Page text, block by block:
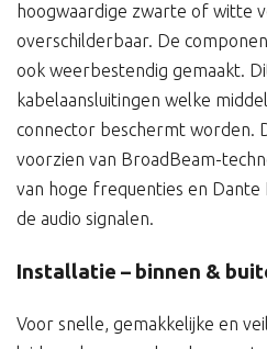
hoogwaardige zwarte of witte
overschilderbaar. De
ook weerbestendig gemaakt.
kabelaansluitingen welke
connector beschermt worden.
voorzien van BroadBeam-
van hoge frequenties en Dante
de audio signalen.
Installatie – binnen &
Voor snelle, gemakkelijke en